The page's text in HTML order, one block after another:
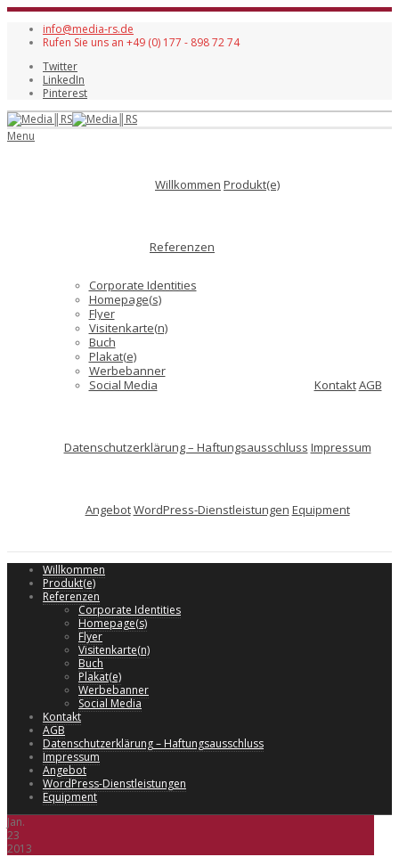
info@media-rs.de
Rufen Sie uns an +49 (0) 177 - 898 72 74
Twitter
LinkedIn
Pinterest
Menu
Willkommen Produkt(e)
Referenzen
Corporate Identities
Homepage(s)
Flyer
Visitenkarte(n)
Buch
Plakat(e)
Werbebanner
Social Media
KontaktAGB
Datenschutzerklärung – Haftungsausschluss Impressum
AngebotWordPress-Dienstleistungen Equipment
Willkommen
Produkt(e)
Referenzen
Corporate Identities
Homepage(s)
Flyer
Visitenkarte(n)
Buch
Plakat(e)
Werbebanner
Social Media
Kontakt
AGB
Datenschutzerklärung – Haftungsausschluss
Impressum
Angebot
WordPress-Dienstleistungen
Equipment
Jan.
23
2013